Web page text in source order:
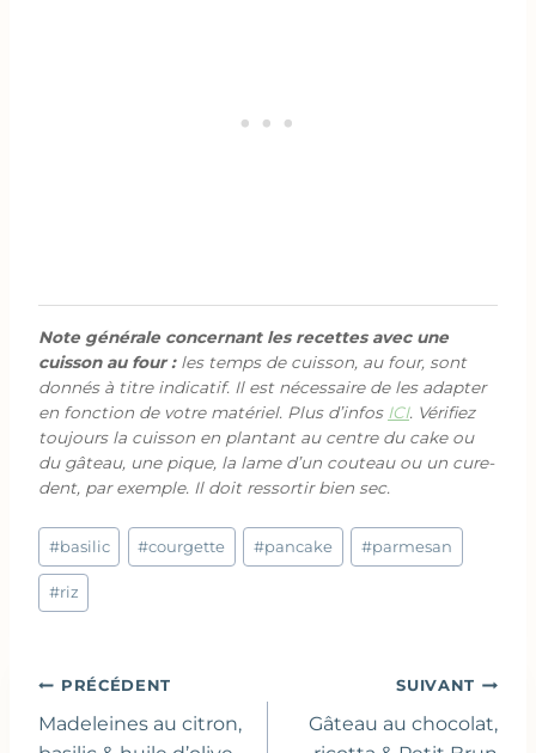
Note générale concernant les recettes avec une
cuisson au four :les temps de cuisson, au four, sont
donnés à titre indicatif. Il est nécessaire de les adapter
en fonction de votre matériel. Plus d’infos ICI. Vérifiez
toujours la cuisson en plantant au centre du cake ou
du gâteau, une pique, la lame d’un couteau ou un cure-
dent, par exemple. Il doit ressortir bien sec.
Étiquettes
de
la
#basilic #courgette #pancake #parmesan
#riz
Navigation
de
PRÉCÉDENT
Madeleines au citron,
SUIVANT
Gâteau au chocolat,